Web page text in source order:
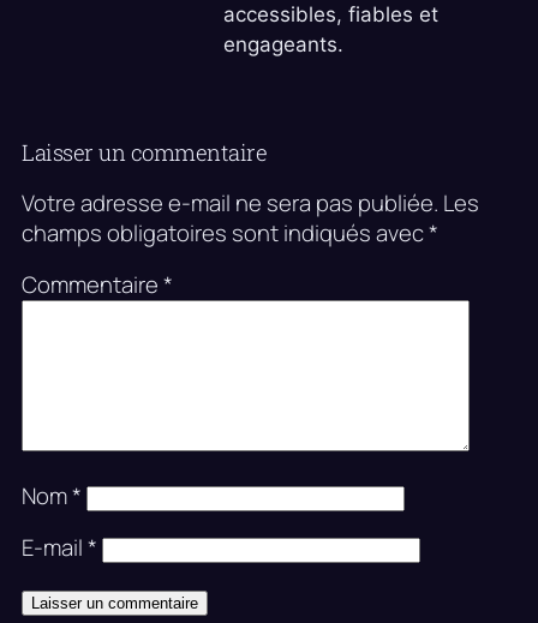
accessibles, fiables et
engageants.
Laisser un commentaire
Votre adresse e-mail ne sera pas publiée. Les
champs obligatoires sont indiqués avec*
Commentaire*
Nom*
E-mail*